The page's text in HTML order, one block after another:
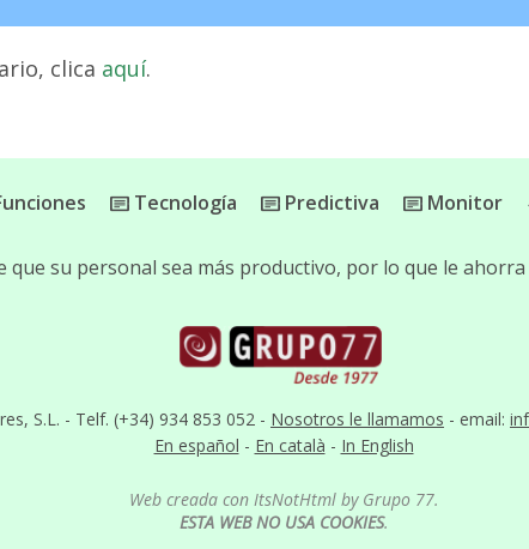
clica aquí.
Tecnología Predictiva Monitor
S.L. - Telf. (+34) 934 853 052 - Nosotros le llamamos - email:
En español - En català - In English
que su personal sea más productivo, por lo que le
Web creada con ItsNotHtml by Grupo 77.
ESTA WEB NO USA COOKIES.